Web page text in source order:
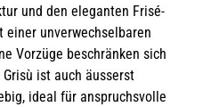
und den eleganten Frisé-
unverwechselbaren
Vorzüge beschränken sich
ist auch äusserst
ideal für anspruchsvolle